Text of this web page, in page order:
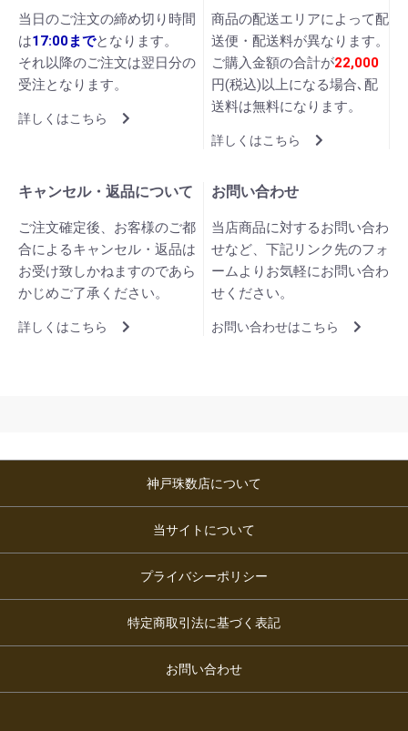
当日のご注文の締め切り時間
は17:00までとなります。
それ以降のご注文は翌日分の
受注となります。
詳しくはこちら
商品の配送エリアによって配
送便・配送料が異なります。
ご購入金額の合計が22,000
円(税込)以上になる場合､配
送料は無料になります。
詳しくはこちら
キャンセル・返品について
ご注文確定後、お客様のご都
合によるキャンセル・返品は
お受け致しかねますのであら
かじめご了承ください。
詳しくはこちら
お問い合わせ
当店商品に対するお問い合わ
せなど、下記リンク先のフォ
ームよりお気軽にお問い合わ
せください。
お問い合わせはこちら
神戸珠数店について
当サイトについて
プライバシーポリシー
特定商取引法に基づく表記
お問い合わせ